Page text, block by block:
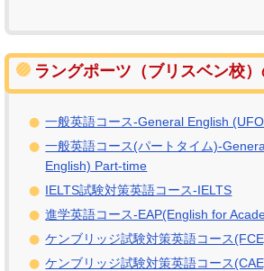
ラングポーツ（ブリスベン校
一般英語コース-General English
一般英語コース(パートタイム)-
English) Part-time
IELTS試験対策英語コース-IELTS
進学英語コース-EAP(English for
ケンブリッジ試験対策英語コース
ケンブリッジ試験対策英語コース